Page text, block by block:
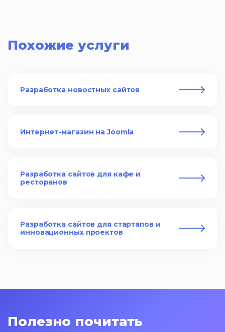
Похожие услуги
Разработка новостных сайтов
Интернет-магазин на Joomla
Разработка сайтов для кафе и
ресторанов
Разработка сайтов для стартапов и
инновационных проектов
Полезно почитать